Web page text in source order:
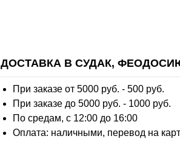
ДОСТАВКА В СУДАК,
При заказе от 5000 руб. - 500 руб.
При заказе до 5000 руб. - 1000 руб.
По средам, с 12:00 до 16:00
Оплата: наличными, перевод на